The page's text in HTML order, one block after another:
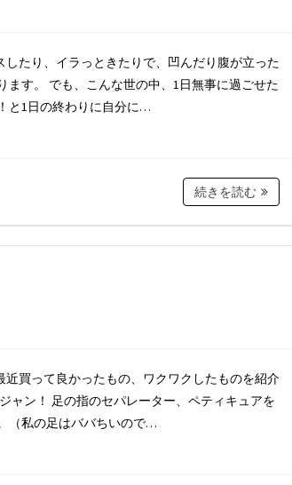
したり、イラっときたりで、凹んだり腹が立った
ます。 でも、こんな世の中、1日無事に過ごせた
と1日の終わりに自分に…
続きを読む
近買って良かったもの、ワクワクしたものを紹介
ャン！ 足の指のセパレーター、ペティキュアを
（私の足はババちいので…